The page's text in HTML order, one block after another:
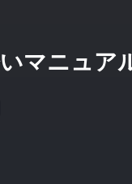
マニュア